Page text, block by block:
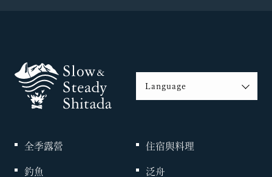
Language
全季露營 住宿與料理
釣魚 泛舟